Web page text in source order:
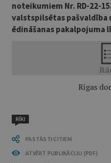
noteikumiem Nr. RD-22-
valstspilsētas
ēdināšanas pakalpojuma
Rīgas
RĪKI
PASTĀSTI CITIEM
ATVĒRT PUBLIKĀCIJU (PDF)